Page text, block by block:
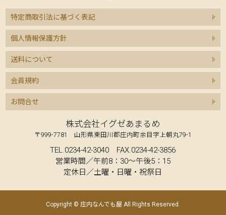
特定商取引法に基づく表記
個人情報保護方針
送料について
会員規約
お問合せ
株式会社イグゼあまるめ
〒999-7781 山形県東田川郡庄内町余目字上朝丸79-1
TEL.0234-42-3040 FAX.0234-42-3856
営業時間／午前8：30～午後5：15
定休日／土曜・日曜・祝祭日
Copyright © 庄内なんでも屋 All Rights Reserved.